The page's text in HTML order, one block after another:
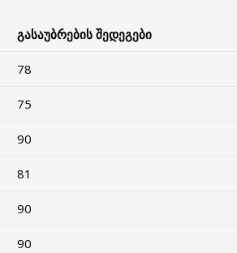
გასაუბრების შედეგები
78
75
90
81
90
90